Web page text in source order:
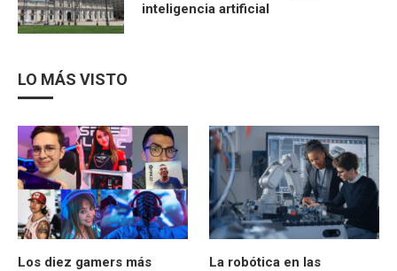
inteligencia artificial
LO MÁS VISTO
Los diez gamers más
La robótica en las